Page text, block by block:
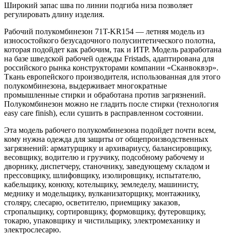
Широкий запас шва по линии подгиба низа позволяет
регулировать длину изделия.
Рабочий полукомбинезон 71T-KR154 — летняя модель из
износостойкого безусадочного полусинтетического полотна,
которая подойдет как рабочим, так и ИТР. Модель разработана
на базе шведской рабочей одежды Fristads, адаптирована для
российского рынка конструкторами компании «Сканвоквэр».
Ткань европейского производителя, использованная для этого
полукомбинезона, выдерживает многократные
промышленные стирки и обработана против загрязнений.
Полукомбинезон можно не гладить после стирки (технология
easy care finish), если сушить в расправленном состоянии.
Эта модель рабочего полукомбинезона подойдет почти всем,
кому нужна одежда для защиты от общепроизводственных
загрязнений: арматурщику и архивариусу, балансировщику,
весовщику, водителю и грузчику, подсобному рабочему и
дворнику, диспетчеру, станочнику, заведующему складом и
прессовщику, шлифовщику, изолировщику, испытателю,
кабельщику, конюху, котельщику, земледелу, машинисту,
меднику и модельщику, вулканизаторщику, монтажнику,
столяру, слесарю, осветителю, приемщику заказов,
стропальщику, сортировщику, формовщику, футеровщику,
токарю, упаковщику и чистильщику, электромеханику и
электрослесарю.